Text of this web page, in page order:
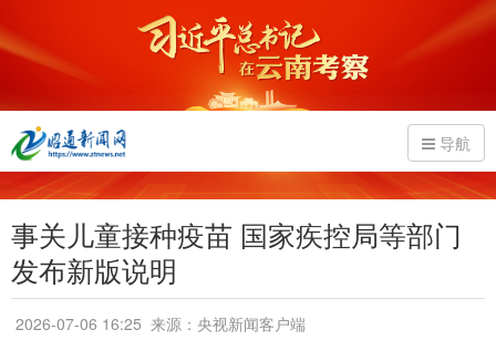
导航
事关儿童接种疫苗 国家疾控局等部门
发布新版说明
2026-07-06 16:25 来源：央视新闻客户端